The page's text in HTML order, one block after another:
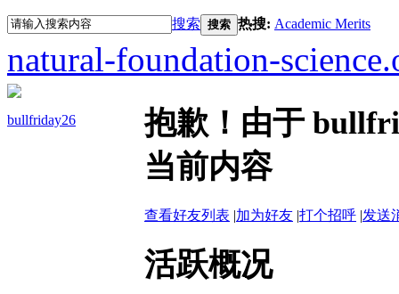
搜索 搜索 热搜: Academic Merits
natural-foundation-
bullfriday26
抱歉！由于
当前内容
查看好友列表 |加为好友 |打个招呼 |发送
活跃概况